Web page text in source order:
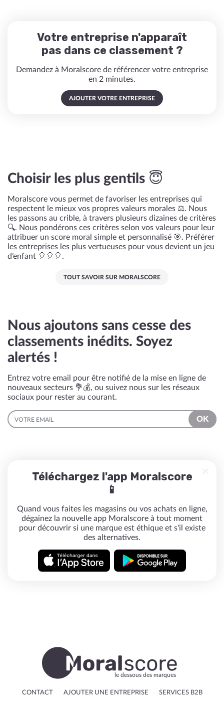
Votre entreprise n'apparaît
pas dans ce classement ?
Demandez à Moralscore de référencer votre entreprise
en 2 minutes.
AJOUTER VOTRE ENTREPRISE
Choisir les plus gentils 😇
Moralscore vous permet de favoriser les entreprises qui
respectent le mieux vos propres valeurs morales ⚖️. Nous
les passons au crible, à travers plusieurs dizaines de critères
🔍. Nous pondérons ces critères selon vos valeurs pour leur
attribuer un score moral simple et personnalisé 🎯. Préférer
les entreprises les plus vertueuses pour vous devient un jeu
d’enfant 🎈🎈🎈.
TOUT SAVOIR SUR MORALSCORE
Nous ajoutons sans cesse des
classements inédits. Soyez
alertés !
Entrez votre email pour être notifié de la mise en ligne de
nouveaux secteurs 💐💰, ou suivez nous sur les réseaux
sociaux pour rester au courant.
EMAIL
OK
Téléchargez l'app Moralscore
📱
Quand vous faites les magasins ou vos achats en ligne,
dégainez la nouvelle app Moralscore à tout moment
pour découvrir si une marque est éthique et s'il existe
des alternatives.
le dessous des marques
CONTACT AJOUTER UNE ENTREPRISE SERVICES B2B